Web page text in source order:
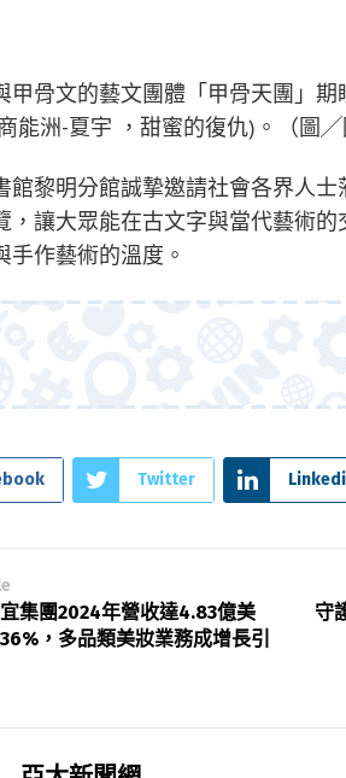
骨文的藝文團體「甲骨天團」
能洲-夏宇 ，甜蜜的復仇)。（圖╱
館黎明分館誠摯邀請社會各界人
，讓大眾能在古文字與當代藝術
手作藝術的溫度。
Twitter
集團2024年營收達4.83億美
，多品類美妝業務成增長引
守